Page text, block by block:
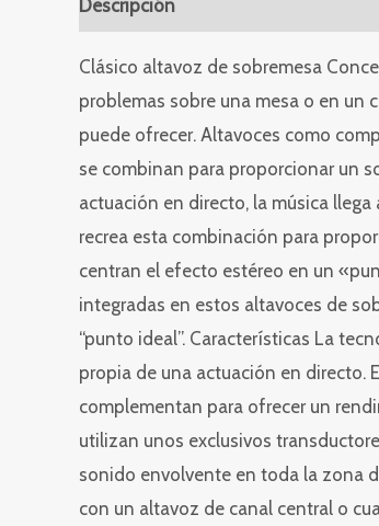
Descripción
Clásico altavoz de sobremesa
problemas sobre una mesa o en
puede ofrecer. Altavoces como
se combinan para proporcionar un
actuación en directo, la música
recrea esta combinación para
centran el efecto estéreo en un
integradas en estos altavoces de
“punto ideal”. Características La
propia de una actuación en directo.
complementan para ofrecer un
utilizan unos exclusivos
sonido envolvente en toda la zona
con un altavoz de canal central o